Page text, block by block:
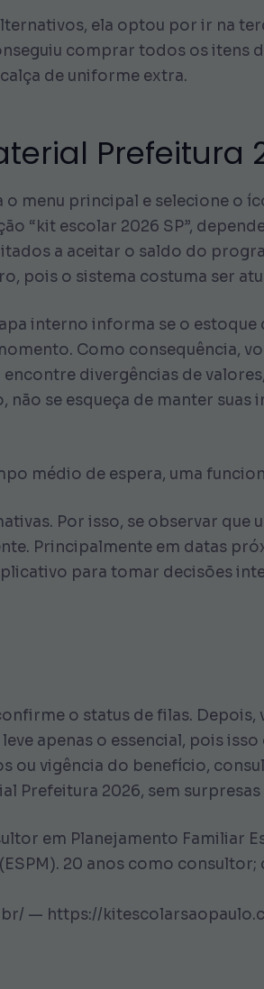
ela optou por ir na
comprar todos os
de uniforme extra.
Prefeitura
menu principal e selecione o
“kit escolar 2026 SP”,
a aceitar o saldo do
pois o sistema costuma ser
interno informa se o
Como consequência,
divergências de
se esqueça de manter
médio de espera, uma
Por isso, se observar que
Principalmente em datas
para tomar decisões
o status de filas. Depois,
apenas o essencial, pois
ou vigência do benefício,
Prefeitura 2026, sem
em Planejamento Familiar
20 anos como
— https://